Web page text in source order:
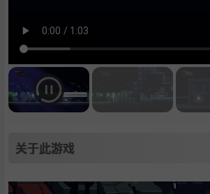
关于此游戏